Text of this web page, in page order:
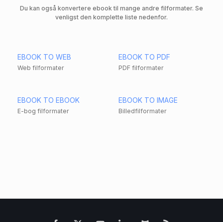
Du kan også konvertere ebook til mange andre filformater. Se
venligst den komplette liste nedenfor.
EBOOK TO WEB
Web filformater
EBOOK TO PDF
PDF filformater
EBOOK TO EBOOK
E-bog filformater
EBOOK TO IMAGE
Billedfilformater